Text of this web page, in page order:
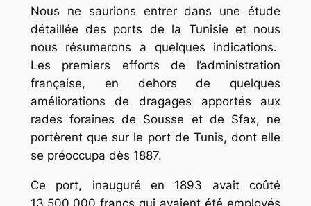
Nous ne saurions entrer dans une étude
détaillée des ports de la Tunisie et nous
nous résumerons a quelques indications.
Les premiers efforts de l’administration
française, en dehors de quelques
améliorations de dragages apportés aux
rades foraines de Sousse et de Sfax, ne
portèrent que sur le port de Tunis, dont elle
se préoccupa dès 1887.
Ce port, inauguré en 1893 avait coûté
13.500.000 francs qui avaient été employés